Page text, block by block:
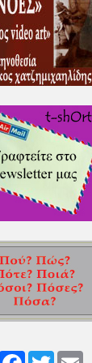
Share FacebookTwitter